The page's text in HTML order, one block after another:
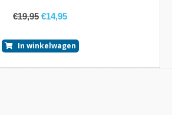
€19,95 €14,95
In winkelwagen